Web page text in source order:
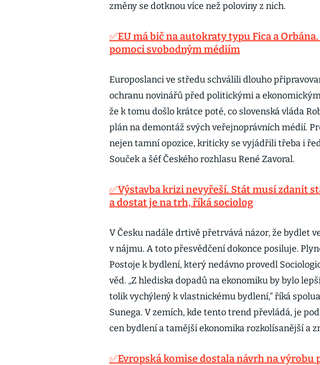
změny se dotknou více než poloviny z nich.
✅EU má bič na autokraty typu Fica a
pomoci svobodným médiím
Europoslanci ve středu schválili dlouho
ochranu novinářů před politickými a
že k tomu došlo krátce poté, co slovenská vláda
plán na demontáž svých veřejnoprávních médií.
nejen tamní opozice, kriticky se vyjádřili třeba i
Souček a šéf Českého rozhlasu René Zavoral.
✅Výstavba krizi nevyřeší. Stát musí zdanit
a dostat je na trh, říká sociolog
V Česku nadále drtivě přetrvává názor, že bydlet
v nájmu. A toto přesvědčení dokonce posiluje.
Postoje k bydlení, který nedávno provedl
věd. „Z hlediska dopadů na ekonomiku by bylo
tolik vychýlený k vlastnickému bydlení,“ říká
Sunega. V zemích, kde tento trend převládá, je
cen bydlení a tamější ekonomika rozkolísanější a
✅Evropská komise dostala návrh na výrobu